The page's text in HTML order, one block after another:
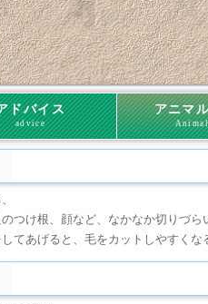
ドバイス
advice
アニマ
つけ根、顔など、なかなか切りづら
てあげると、毛をカットしやすくな